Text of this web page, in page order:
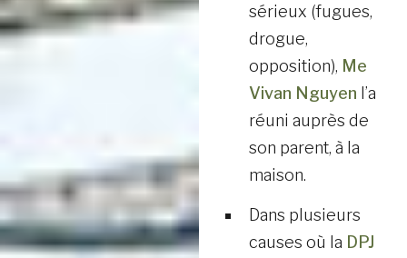
sérieux (fugues,
drogue,
opposition), Me
Vivan Nguyen l’a
réuni auprès de
son parent, à la
maison.
Dans plusieurs
causes où la DPJ